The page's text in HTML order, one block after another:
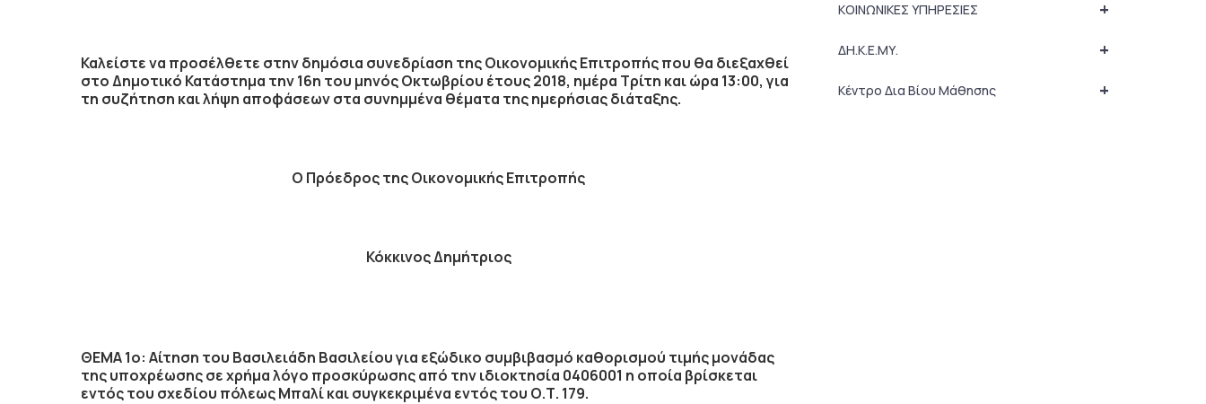
Καλείστε να προσέλθετε στην δημόσια συνεδρίαση της Οικονομικής Επιτροπής που θα διεξαχθεί
στο Δημοτικό Κατάστημα την16η του μηνόςΟκτωβρίου έτους2018, ημέρα Τρίτη και ώρα 13:00, για
τη συζήτηση και λήψη αποφάσεων στα συνημμένα θέματα της ημερήσιας διάταξης.
Ο Πρόεδροςτης Οικονομικής Επιτροπής
Κόκκινος Δημήτριος
ΘΕΜΑ 1ο: Αίτηση του Βασιλειάδη Βασιλείου για εξώδικο συμβιβασμό καθορισμού τιμής μονάδας
της υποχρέωσης σε χρήμα λόγο προσκύρωσης από την ιδιοκτησία 0406001 η οποία βρίσκεται
εντός του σχεδίου πόλεως Μπαλί και συγκεκριμένα εντός του Ο.Τ. 179.
+
ΚΟΙΝΩΝΙΚΕΣ ΥΠΗΡΕΣΙΕΣ
+
ΔΗ.Κ.Ε.ΜΥ.
+
Κέντρο Δια Βίου Μάθησης